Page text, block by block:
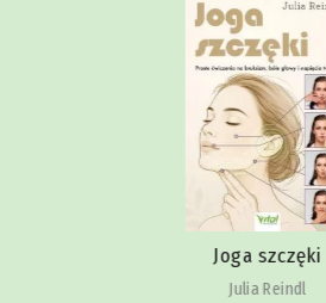
Joga szczęki
Julia Reindl